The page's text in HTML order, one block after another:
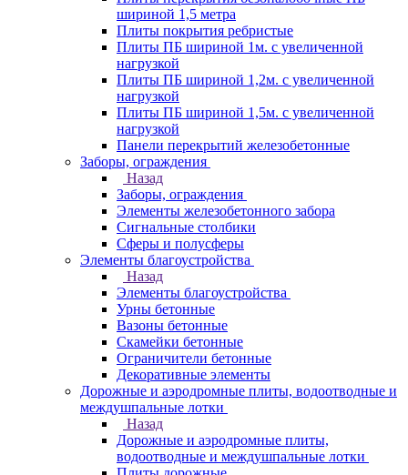
шириной 1,5 метра
Плиты покрытия ребристые
Плиты ПБ шириной 1м. с увеличенной
нагрузкой
Плиты ПБ шириной 1,2м. с увеличенной
нагрузкой
Плиты ПБ шириной 1,5м. с увеличенной
нагрузкой
Панели перекрытий железобетонные
Заборы, ограждения
Назад
Заборы, ограждения
Элементы железобетонного забора
Сигнальные столбики
Сферы и полусферы
Элементы благоустройства
Назад
Элементы благоустройства
Урны бетонные
Вазоны бетонные
Скамейки бетонные
Ограничители бетонные
Декоративные элементы
Дорожные и аэродромные плиты, водоотводные и
междушпальные лотки
Назад
Дорожные и аэродромные плиты,
водоотводные и междушпальные лотки